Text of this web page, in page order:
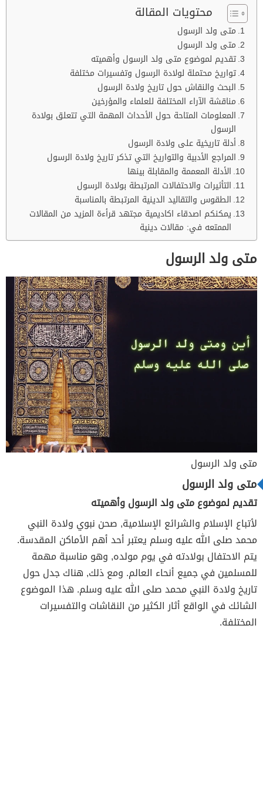
محتويات المقالة
متى ولد الرسول
متى ولد الرسول
تقديم لموضوع متى ولد الرسول وأهميته
تواريخ محتملة لولادة الرسول وتفسيرات مختلفة
البحث والنقاش حول تاريخ ولادة الرسول
مناقشة الآراء المختلفة للعلماء والمؤرخين
المعلومات المتاحة حول الأحداث المهمة التي تتعلق بولادة
الرسول
أدلة تاريخية على ولادة الرسول
المراجع الأدبية والتواريخ التي تذكر تاريخ ولادة الرسول
الأدلة المعممة والمقابلة بينها
التأثيرات والاحتفالات المرتبطة بولادة الرسول
الطقوس والتقاليد الدينية المرتبطة بالمناسبة
يمكنكم اصدقاء اكاديمية مجتهد قرأءة المزيد من المقالات
الممتعه في: مقالات دينية
متى ولد الرسول
متى ولد الرسول
متى ولد الرسول
تقديم لموضوع متى ولد الرسول وأهميته
لأتباع الإسلام والشرائع الإسلامية, صحن نبوي ولادة النبي
محمد صلى الله عليه وسلم يعتبر أحد أهم الأماكن المقدسة.
يتم الاحتفال بولادته في يوم مولده, وهو مناسبة مهمة
للمسلمين في جميع أنحاء العالم. ومع ذلك, هناك جدل حول
تاريخ ولادة النبي محمد صلى الله عليه وسلم. هذا الموضوع
الشائك في الواقع أثار الكثير من النقاشات والتفسيرات
المختلفة.